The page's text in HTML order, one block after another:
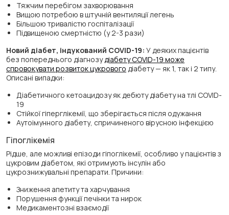
Тяжчим перебігом захворювання
Вищою потребою в штучній вентиляції легень
Більшою тривалістю госпіталізації
Підвищеною смертністю (у 2-3 рази)
Новий діабет, індукований COVID-19: У деяких пацієнтів
без попереднього діагнозудіабету COVID-19 може
спровокувати розвиток цукрового діабету — як 1, так і 2 типу.
Описані випадки:
Діабетичного кетоацидозу як дебюту діабету на тлі COVID-
19
Стійкої гіперглікемії, що зберігається після одужання
Аутоімунного діабету, спричиненого вірусною інфекцією
Гіпоглікемія
Рідше, але можливі епізоди гіпоглікемії, особливо у пацієнтів з
цукровим діабетом, які отримують інсулін або
цукрознижувальні препарати. Причини:
Зниження апетиту та харчування
Порушення функції печінки та нирок
Медикаментозні взаємодії